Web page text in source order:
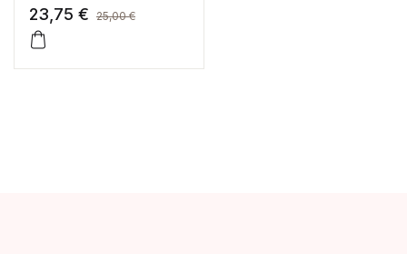
23,75 € 25,00€